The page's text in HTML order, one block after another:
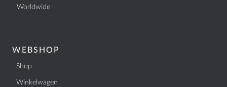
Worldwide
WEBSHOP
Shop
Winkelwagen